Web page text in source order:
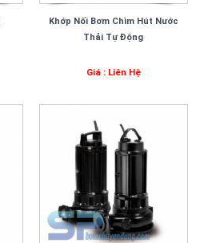
Khớp Nối Bơm Chìm Hút Nước
Thải Tự Động
Giá : Liên Hệ